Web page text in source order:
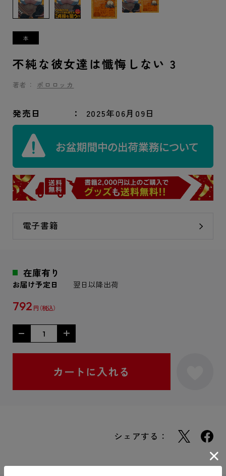
不純な彼女達は懺悔しない 3
著者： ポロロッカ
発売日 2025年06月09日
電子書籍
在庫有り
お届け予定日 翌日以降出荷
792 円
シェアする：